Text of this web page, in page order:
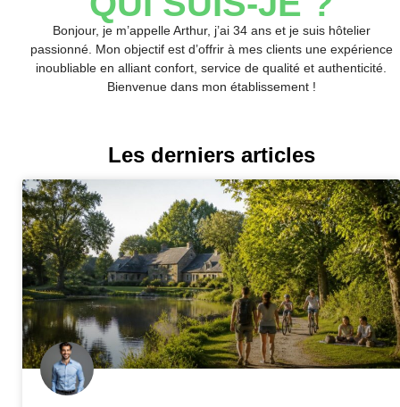
Bonjour, je m’appelle Arthur, j’ai 34 ans et je suis hôtelier
passionné. Mon objectif est d’offrir à mes clients une expérience
inoubliable en alliant confort, service de qualité et authenticité.
Bienvenue dans mon établissement !
Les derniers articles